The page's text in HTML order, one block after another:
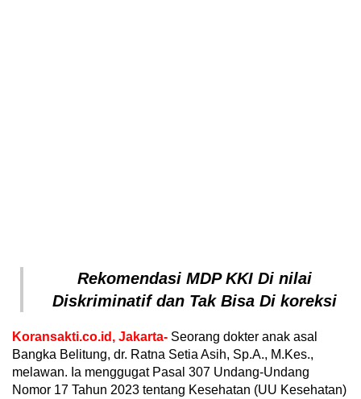
Rekomendasi MDP KKI Di nilai
Diskriminatif dan Tak Bisa Di koreksi
Koransakti.co.id, Jakarta- Seorang dokter anak asal
Bangka Belitung, dr. Ratna Setia Asih, Sp.A., M.Kes.,
melawan. Ia menggugat Pasal 307 Undang-Undang
Nomor 17 Tahun 2023 tentang Kesehatan (UU Kesehatan)